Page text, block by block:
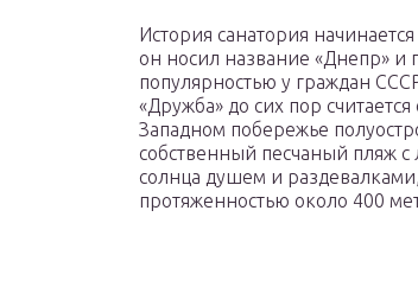
История санатория
он носил название «Днепр» и
популярностью у граждан
«Дружба» до сих пор
Западном побережье
собственный песчаный пляж
солнца душем и
протяженностью около 400